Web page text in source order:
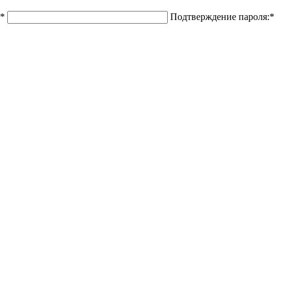
* Подтверждение пароля:*